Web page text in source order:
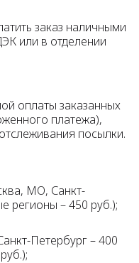
заказ наличными
или в отделении
оплаты заказанных
платежа),
посылки.
МО, Санкт-
регионы – 450 руб.);
Петербург – 400